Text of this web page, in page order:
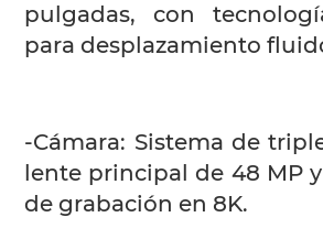
pulgadas, con
para desplazamiento
-Cámara: Sistema de
lente principal de 48 MP
de grabación en 8K.